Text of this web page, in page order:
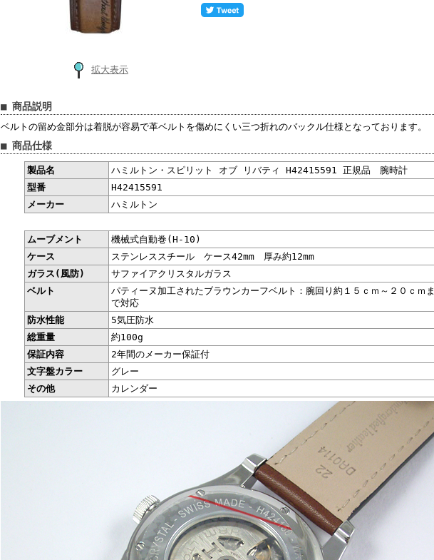
拡大表示
■ 商品説明
ベルトの留め金部分は着脱が容易で革ベルトを傷めにくい三つ折れのバックル仕様となっております。
■ 商品仕様
製品名
ハミルトン・スピリット オブ リバティ H42415591 正規品 腕時計
型番
H42415591
メーカー
ハミルトン
ムーブメント
機械式自動巻(H-10)
ケース
ステンレススチール ケース42mm 厚み約12mm
ガラス(風防)
サファイアクリスタルガラス
ベルト
パティーヌ加工されたブラウンカーフベルト：腕回り約１５ｃｍ～２０ｃｍま
で対応
防水性能
5気圧防水
総重量
約100g
保証内容
2年間のメーカー保証付
文字盤カラー
グレー
その他
カレンダー